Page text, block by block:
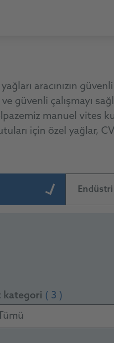
aracınızın
çalışmayı
manuel vites
için özel yağlar,
kategori ( 3 )